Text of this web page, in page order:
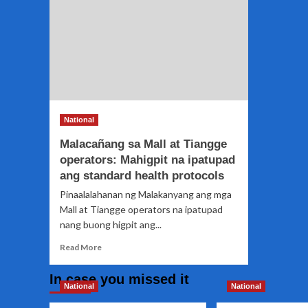
National
Malacañang sa Mall at Tiangge
operators: Mahigpit na ipatupad
ang standard health protocols
Pinaalalahanan ng Malakanyang ang mga
Mall at Tiangge operators na ipatupad
nang buong higpit ang...
Read MoreRead
Malacañang
In case you missed it
National National